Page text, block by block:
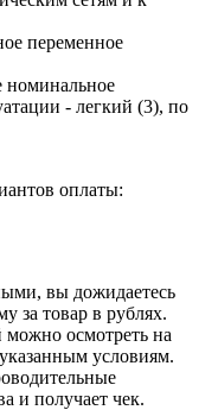
переменное
номинальное
- легкий (3), по
оплаты:
вы дожидаетесь
за товар в рублях.
можно осмотреть на
условиям.
и получает чек.